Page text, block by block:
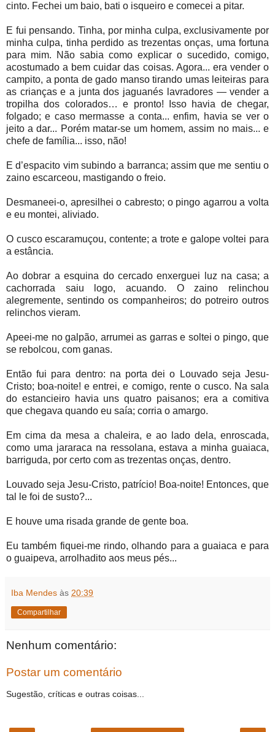
cinto. Fechei um baio, bati o isqueiro e comecei a pitar.
E fui pensando. Tinha, por minha culpa, exclusivamente por
minha culpa, tinha perdido as trezentas onças, uma fortuna
para mim. Não sabia como explicar o sucedido, comigo,
acostumado a bem cuidar das coisas. Agora... era vender o
campito, a ponta de gado manso tirando umas leiteiras para
as crianças e a junta dos jaguanés lavradores — vender a
tropilha dos colorados… e pronto! Isso havia de chegar,
folgado; e caso mermasse a conta... enfim, havia se ver o
jeito a dar... Porém matar-se um homem, assim no mais... e
chefe de família... isso, não!
E d’espacito vim subindo a barranca; assim que me sentiu o
zaino escarceou, mastigando o freio.
Desmaneei-o, apresilhei o cabresto; o pingo agarrou a volta
e eu montei, aliviado.
O cusco escaramuçou, contente; a trote e galope voltei para
a estância.
Ao dobrar a esquina do cercado enxerguei luz na casa; a
cachorrada saiu logo, acuando. O zaino relinchou
alegremente, sentindo os companheiros; do potreiro outros
relinchos vieram.
Apeei-me no galpão, arrumei as garras e soltei o pingo, que
se rebolcou, com ganas.
Então fui para dentro: na porta dei o Louvado seja Jesu-
Cristo; boa-noite! e entrei, e comigo, rente o cusco. Na sala
do estancieiro havia uns quatro paisanos; era a comitiva
que chegava quando eu saía; corria o amargo.
Em cima da mesa a chaleira, e ao lado dela, enroscada,
como uma jararaca na ressolana, estava a minha guaiaca,
barriguda, por certo com as trezentas onças, dentro.
Louvado seja Jesu-Cristo, patrício! Boa-noite! Entonces, que
tal le foi de susto?...
E houve uma risada grande de gente boa.
Eu também fiquei-me rindo, olhando para a guaiaca e para
o guaipeva, arrolhadito aos meus pés...
Iba Mendes às 20:39
Compartilhar
Nenhum comentário:
Postar um comentário
Sugestão, críticas e outras coisas...